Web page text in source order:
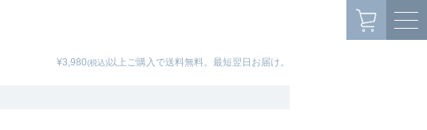
¥3,980(税込)以上ご購入で送料無料。最短翌日お届け。